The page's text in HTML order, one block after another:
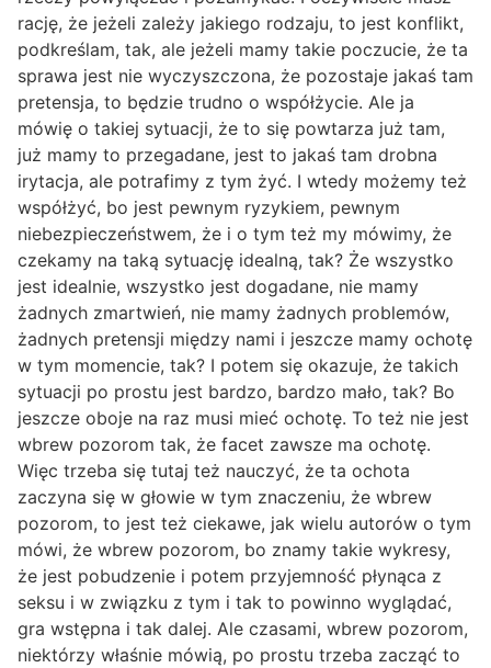
rację, że jeżeli zależy jakiego rodzaju, to jest konflikt,
podkreślam, tak, ale jeżeli mamy takie poczucie, że ta
sprawa jest nie wyczyszczona, że pozostaje jakaś tam
pretensja, to będzie trudno o współżycie. Ale ja
mówię o takiej sytuacji, że to się powtarza już tam,
już mamy to przegadane, jest to jakaś tam drobna
irytacja, ale potrafimy z tym żyć. I wtedy możemy też
współżyć, bo jest pewnym ryzykiem, pewnym
niebezpieczeństwem, że i o tym też my mówimy, że
czekamy na taką sytuację idealną, tak? Że wszystko
jest idealnie, wszystko jest dogadane, nie mamy
żadnych zmartwień, nie mamy żadnych problemów,
żadnych pretensji między nami i jeszcze mamy ochotę
w tym momencie, tak? I potem się okazuje, że takich
sytuacji po prostu jest bardzo, bardzo mało, tak? Bo
jeszcze oboje na raz musi mieć ochotę. To też nie jest
wbrew pozorom tak, że facet zawsze ma ochotę.
Więc trzeba się tutaj też nauczyć, że ta ochota
zaczyna się w głowie w tym znaczeniu, że wbrew
pozorom, to jest też ciekawe, jak wielu autorów o tym
mówi, że wbrew pozorom, bo znamy takie wykresy,
że jest pobudzenie i potem przyjemność płynąca z
seksu i w związku z tym i tak to powinno wyglądać,
gra wstępna i tak dalej. Ale czasami, wbrew pozorom,
niektórzy właśnie mówią, po prostu trzeba zacząć to